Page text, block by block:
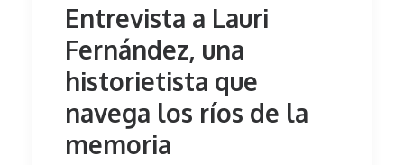
Entrevista a Lauri
Fernández, una
historietista que
navega los ríos de la
memoria